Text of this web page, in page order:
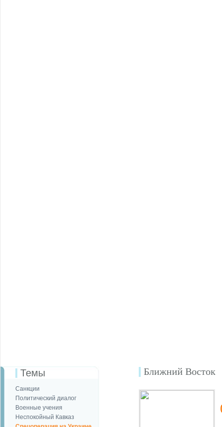
Темы
Санкции
Политический диалог
Военные учения
Неспокойный Кавказ
Ближний Восток